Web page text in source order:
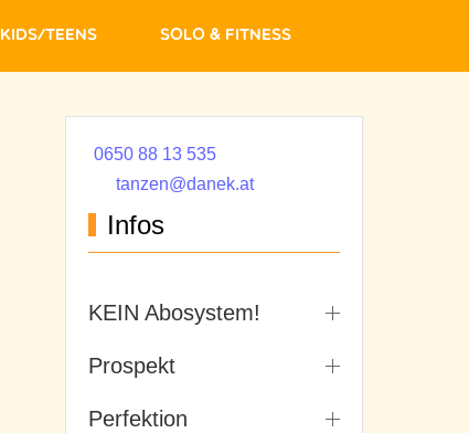
Kids/Teens Solo & Fitness
0650 88 13 535
tanzen@danek.at
Infos
KEIN Abosystem!
Prospekt
Perfektion